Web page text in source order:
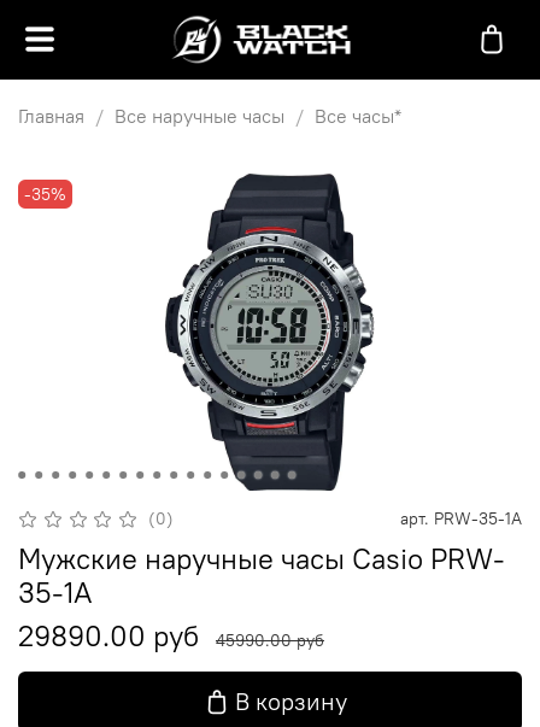
Главная Все наручные часы Все часы*
-35%
(0) арт. PRW-35-1A
Мужские наручные часы Casio PRW-
35-1A
29890.00 руб
45990.00 руб
В корзину